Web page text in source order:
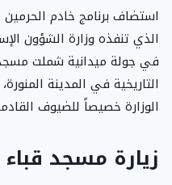
استضاف برنامج خادم الحرمين
الذي تنفذه وزارة الشؤون
في جولة ميدانية شملت
التاريخية في المدينة
الوزارة خصيصاً للضيوف القادمين من 104 دول
زيارة مسجد قباء